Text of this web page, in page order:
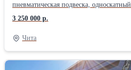
пневматическая подвеска,
производства, Ceylan Шины 385/
000 кг. Задний борт глухой
3 250 000 р.
Чита